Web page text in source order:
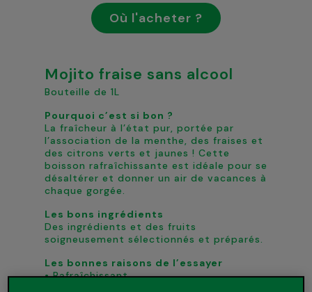
Où l'acheter ?
Mojito fraise sans alcool
Bouteille de 1L
Pourquoi c’est si bon ?
La fraîcheur à l’état pur, portée par
l’association de la menthe, des fraises et
des citrons verts et jaunes ! Cette
boisson rafraîchissante est idéale pour se
désaltérer et donner un air de vacances à
chaque gorgée.
Les bons ingrédients
Des ingrédients et des fruits
soigneusement sélectionnés et préparés.
Les bonnes raisons de l’essayer
• Rafraîchissant